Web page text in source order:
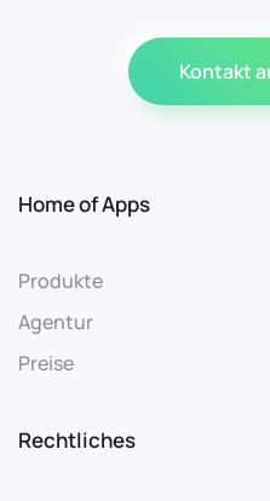
Kontakt
Home of Apps
Produkte
Agentur
Preise
Rechtliches